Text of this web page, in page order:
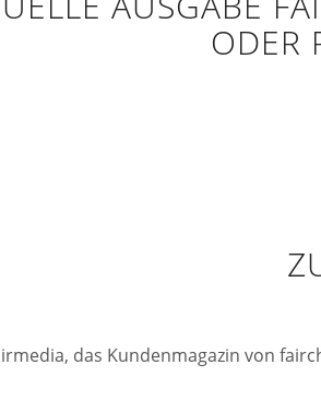
ODER
das Kundenmagazin von